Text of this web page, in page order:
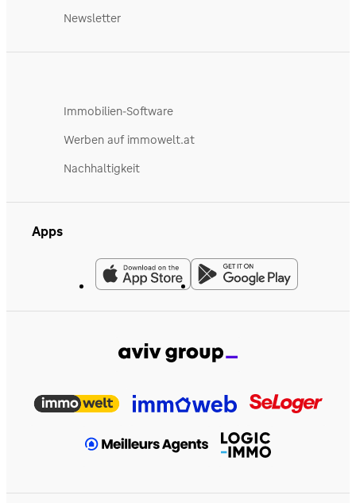
Newsletter
Immobilien-Software
Werben auf immowelt.at
Nachhaltigkeit
Apps